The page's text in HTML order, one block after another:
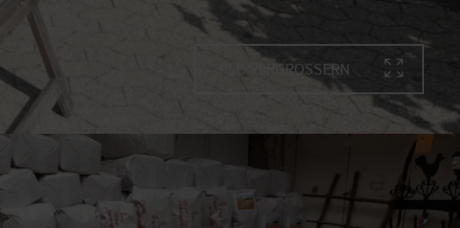
BILD VERGRÖSSERN